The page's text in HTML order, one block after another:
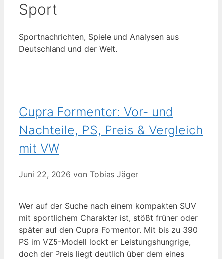
Sport
Sportnachrichten, Spiele und Analysen aus
Deutschland und der Welt.
Cupra Formentor: Vor- und
Nachteile, PS, Preis & Vergleich
mit VW
Juni 22, 2026 von Tobias Jäger
Wer auf der Suche nach einem kompakten SUV
mit sportlichem Charakter ist, stößt früher oder
später auf den Cupra Formentor. Mit bis zu 390
PS im VZ5-Modell lockt er Leistungshungrige,
doch der Preis liegt deutlich über dem eines